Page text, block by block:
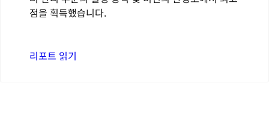
점을 획득했습니다.
리포트 읽기